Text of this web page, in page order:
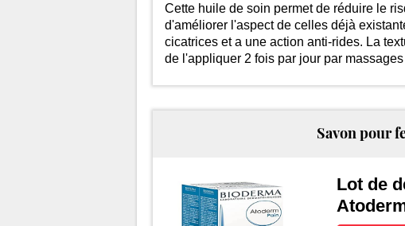
2025
10
15
Cette huile de soin permet de réduire le
d'améliorer l'aspect de celles déjà
cicatrices et a une action anti-rides. La
de l'appliquer 2 fois par jour par
Savon pour
Lot de